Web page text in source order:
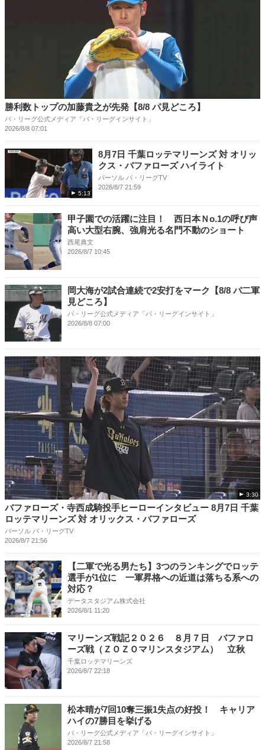
勝利数トップの加藤貴之が先発【8/8 パ見どころ】
パ・リーグ公式メディア「パ・リーグインサイト」
2026/8/8 07:01
5:13
8月7日 千葉ロッテマリーンズ 対 オリッ
クス・バファローズ ハイライト
パーソル パ・リーグTV
2026/8/7 21:59
甲子園での活躍に注目！ 西日本Ｎo.1の呼び声
高い大型右腕、強肩光る名門不動のショート
西尾典文
2026/8/7 10:45
岡大海が2試合連続で2安打をマーク【8/8 パ二軍
見どころ】
パ・リーグ公式メディア「パ・リーグインサイト」
2026/8/8 07:00
3:30
バファローズ・寺西成騎投手ヒーローインタビュー 8月7日 千葉
ロッテマリーンズ 対 オリックス・バファローズ
パーソル パ・リーグTV
2026/8/7 21:56
【二軍で光る男たち】3つのランキングでロッテ
選手が1位に 一軍昇格への近道は落ちる系への
対応？
データスタジアム株式会社
2026/8/1 11:20
マリーンズ戦記２０２６ ８月７日 バファロ
ーズ戦（ＺＯＺＯマリンスタジアム） 立秋
千葉ロッテマリーンズ
2026/8/7 22:18
松本晴が7回10奪三振1失点の好投！ キャリア
ハイの7勝目を挙げる
パ・リーグ公式メディア「パ・リーグインサイト」
2026/8/7 21:58